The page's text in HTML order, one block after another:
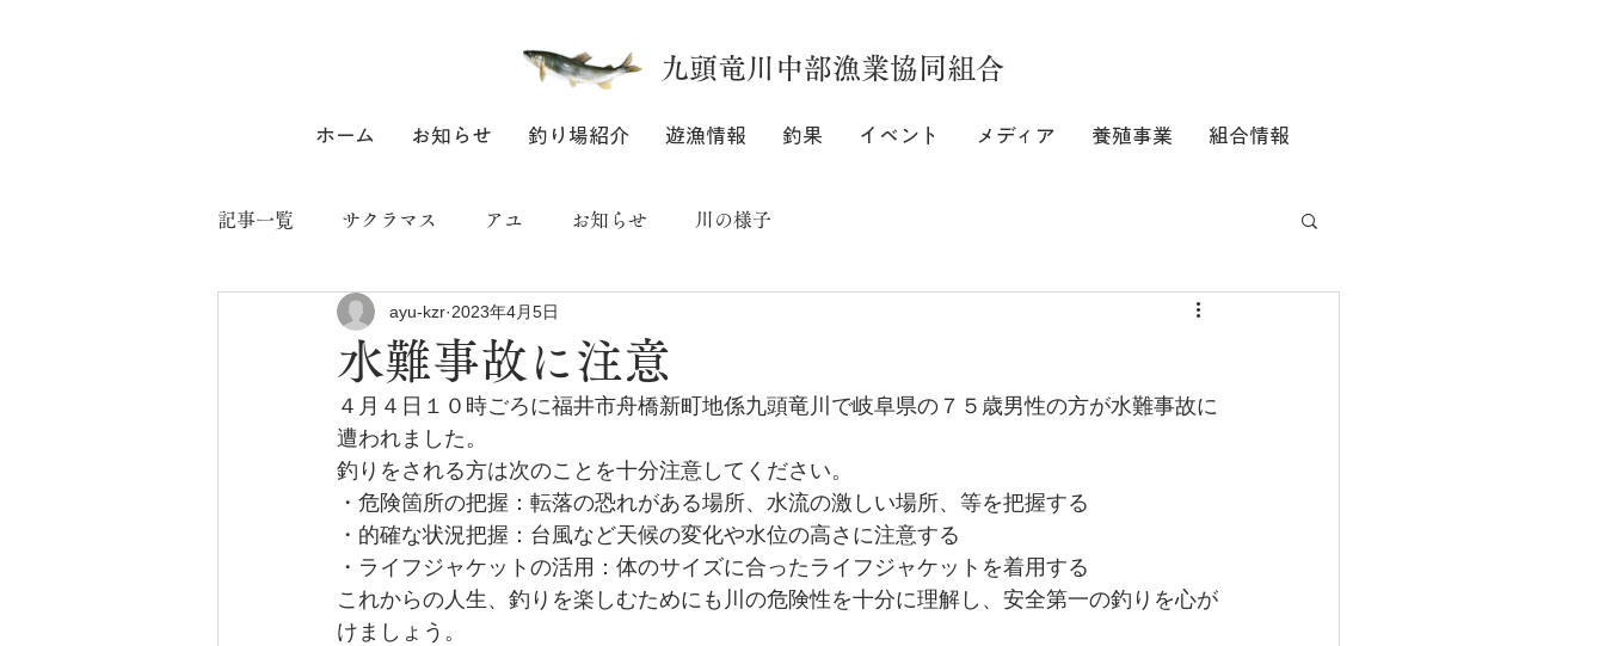
九頭竜川中部漁業協同組合
ホーム お知らせ 釣り場紹介 遊漁情報 釣果 イベント メディア 養殖事業 組合情報
記事一覧 サクラマス アユ お知らせ 川の様子
水難事故に注意
ayu-kzr 2023年4月5日
４月４日１０時ごろに福井市舟橋新町地係九頭竜川で岐阜県の７５歳男性の方が水難事故に
遭われました。
釣りをされる方は次のことを十分注意してください。
・危険箇所の把握：転落の恐れがある場所、水流の激しい場所、等を把握する
・的確な状況把握：台風など天候の変化や水位の高さに注意する
・ライフジャケットの活用：体のサイズに合ったライフジャケットを着用する
これからの人生、釣りを楽しむためにも川の危険性を十分に理解し、安全第一の釣りを心が
けましょう。